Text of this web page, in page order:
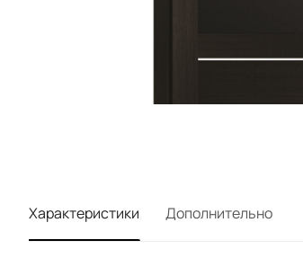
Характеристики Дополнительно